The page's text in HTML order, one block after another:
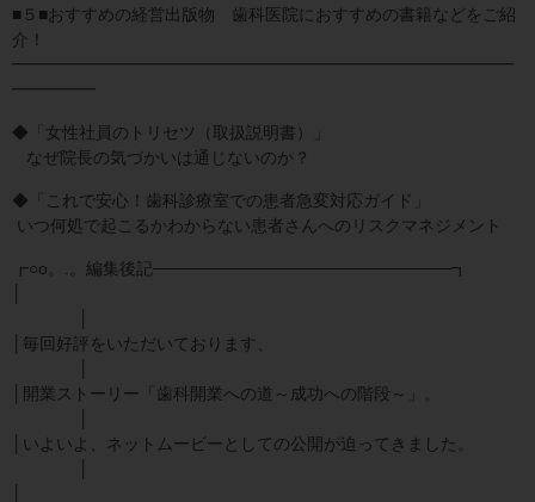
■５■おすすめの経営出版物 歯科医院におすすめの書籍などをご紹
介！
━━━━━━━━━━━━━━━━━━━━━━━━━━━━━━
━━━━━
◆「女性社員のトリセツ（取扱説明書）」
なぜ院長の気づかいは通じないのか？
◆「これで安心！歯科診療室での患者急変対応ガイド」
いつ何処で起こるかわからない患者さんへのリスクマネジメント
┏○o。.。編集後記─────────────────────────┓
│毎回好評をいただいております、
│開業ストーリー「歯科開業への道～成功への階段～」。
│いよいよ、ネットムービーとしての公開が迫ってきました。